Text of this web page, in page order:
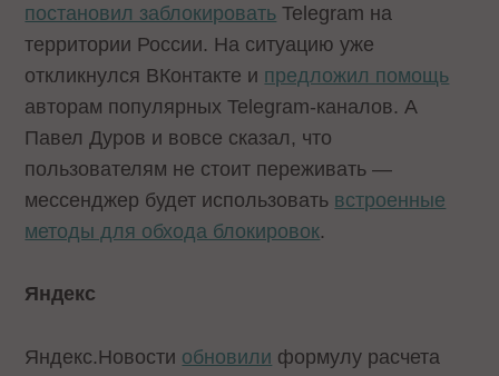
постановил заблокировать Telegram на
территории России. На ситуацию уже
откликнулся ВКонтакте и предложил помощь
авторам популярных Telegram-каналов. А
Павел Дуров и вовсе сказал, что
пользователям не стоит переживать —
мессенджер будет использовать встроенные
методы для обхода блокировок.
Яндекс
Яндекс.Новости обновили формулу расчета